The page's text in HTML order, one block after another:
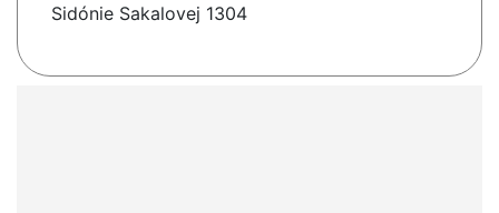
Sidónie Sakalovej 1304